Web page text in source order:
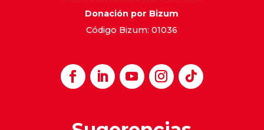
Donación por Bizum
Código Bizum: 01036